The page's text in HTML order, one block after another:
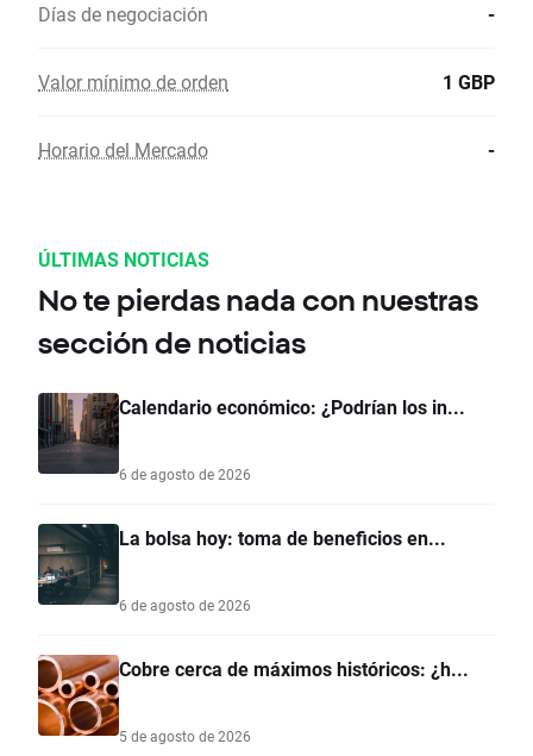
Días de negociación -
Valor mínimo de orden 1 GBP
Horario del Mercado -
ÚLTIMAS NOTICIAS
No te pierdas nada con nuestras
sección de noticias
Calendario económico: ¿Podrían los in...
6 de agosto de 2026
La bolsa hoy: toma de beneficios en...
6 de agosto de 2026
Cobre cerca de máximos históricos: ¿h...
5 de agosto de 2026